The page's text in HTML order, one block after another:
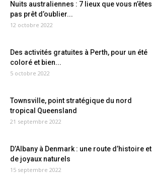
Nuits australiennes : 7 lieux que vous n’êtes
pas prêt d’oublier...
12 octobre 2022
Des activités gratuites à Perth, pour un été
coloré et bien...
5 octobre 2022
Townsville, point stratégique du nord
tropical Queensland
21 septembre 2022
D’Albany à Denmark : une route d’histoire et
de joyaux naturels
15 septembre 2022